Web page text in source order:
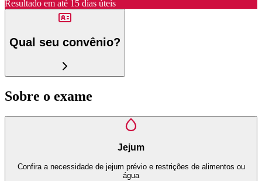
Resultado em até 15 dias úteis
Qual seu convênio?
Sobre o exame
Jejum
Confira a necessidade de jejum prévio e restrições de alimentos ou
água